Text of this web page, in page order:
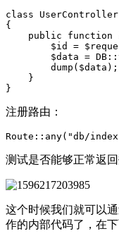
class
UserController
{
public
function
$id
=
$data = DB ::
dump ( $data );
}
}
注册路由：
Route::any("db/
测试是否能够正常返
这个时候我们就可以
作的内部代码了，在